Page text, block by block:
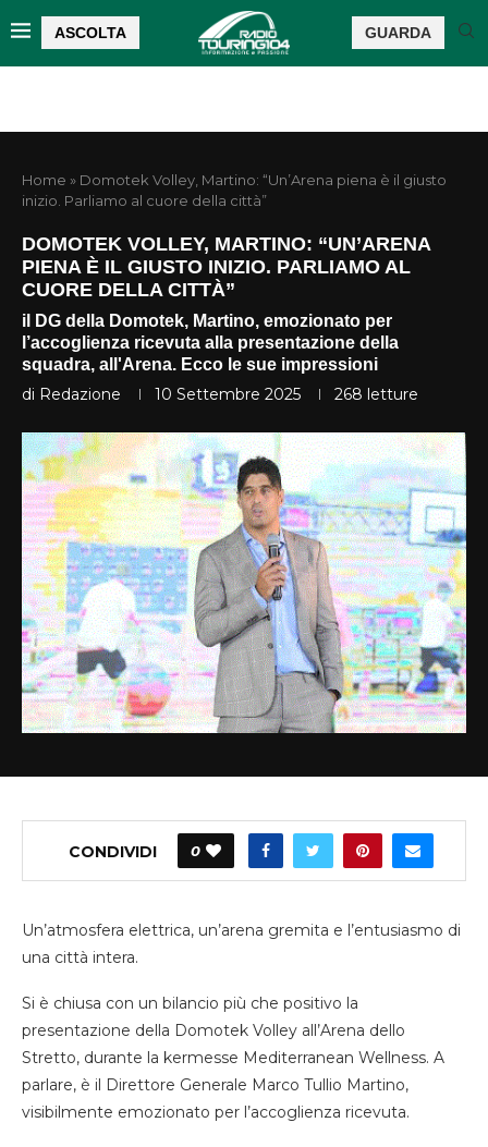
ASCOLTA GUARDA
Home » Domotek Volley, Martino: “Un’Arena piena è il giusto
inizio. Parliamo al cuore della città”
DOMOTEK VOLLEY, MARTINO: “UN’ARENA
PIENA È IL GIUSTO INIZIO. PARLIAMO AL
CUORE DELLA CITTÀ”
il DG della Domotek, Martino, emozionato per
l’accoglienza ricevuta alla presentazione della
squadra, all'Arena. Ecco le sue impressioni
di Redazione 10 Settembre 2025 268 letture
CONDIVIDI 0
Un’atmosfera elettrica, un’arena gremita e l’entusiasmo di
una città intera.
Si è chiusa con un bilancio più che positivo la
presentazione della Domotek Volley all’Arena dello
Stretto, durante la kermesse Mediterranean Wellness. A
parlare, è il Direttore Generale Marco Tullio Martino,
visibilmente emozionato per l’accoglienza ricevuta.